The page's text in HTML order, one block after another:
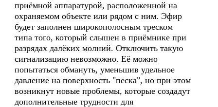
приёмной аппаратурой, расположенной на
охраняемом объекте или рядом с ним. Эфир
будет заполнен широкополосным треском
типа того, который слышен в приёмнике при
разрядах далёких молний. Отключить такую
сигнализацию невозможно. Её можно
попытаться обмануть, уменьшив удельное
давление на поверхность "песка", но при этом
возникнут новые проблемы, которые создадут
дополнительные трудности для